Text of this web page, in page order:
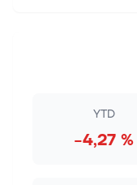
YTD
−4,27 %